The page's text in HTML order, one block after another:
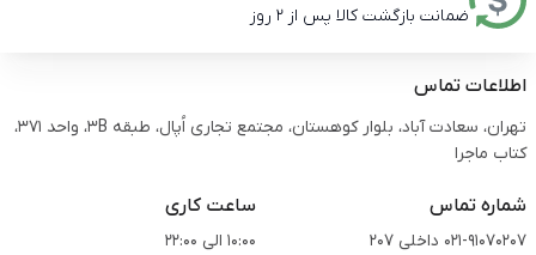
ضمانت بازگشت کالا پس از 2 روز
اطلاعات تماس
تهران، سعادت آباد، بلوار کوهستان، مجتمع تجاری اُپال، طبقه 3B، واحد 371،
کتاب ماجرا
شماره تماس
021-91070207 داخلی 207
ساعت کاری
10:00 الی 22:00